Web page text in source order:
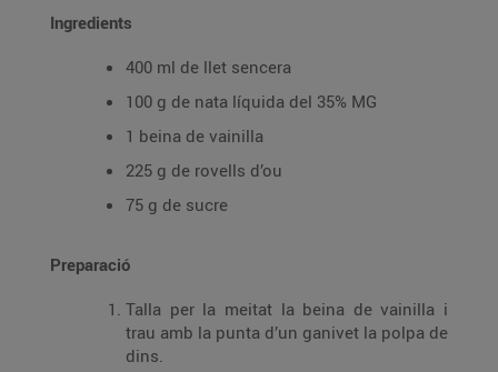
Ingredients
400 ml de llet sencera
100 g de nata líquida del 35% MG
1 beina de vainilla
225 g de rovells d’ou
75 g de sucre
Preparació
Talla per la meitat la beina de vainilla i
trau amb la punta d’un ganivet la polpa de
dins.